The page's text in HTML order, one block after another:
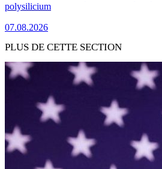
polysilicium
07.08.2026
PLUS DE CETTE SECTION